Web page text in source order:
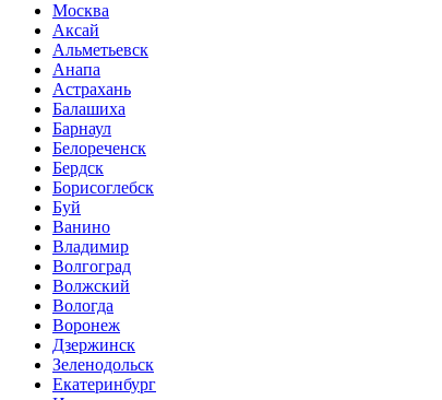
Москва
Аксай
Альметьевск
Анапа
Астрахань
Балашиха
Барнаул
Белореченск
Бердск
Борисоглебск
Буй
Ванино
Владимир
Волгоград
Волжский
Вологда
Воронеж
Дзержинск
Зеленодольск
Екатеринбург